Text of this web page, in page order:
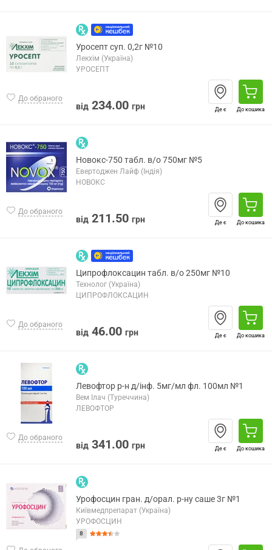
До обраного
Уросепт суп. 0,2г №10
Лекхім (Україна)
УРОСЕПТ
від 234.00 грн Де є До кошика
До обраного
Новокс-750 табл. в/о 750мг №5
Евертоджен Лайф (Індія)
НОВОКС
від 211.50 грн Де є До кошика
До обраного
Ципрофлоксацин табл. в/о 250мг №10
Технолог (Україна)
ЦИПРОФЛОКСАЦИН
від 46.00 грн Де є До кошика
До обраного
Левофтор р-н д/інф. 5мг/мл фл. 100мл №1
Вем Ілач (Туреччина)
ЛЕВОФТОР
від 341.00 грн Де є До кошика
Урофосцин гран. д/орал. р-ну саше 3г №1
Київмедпрепарат (Україна)
УРОФОСЦИН
8